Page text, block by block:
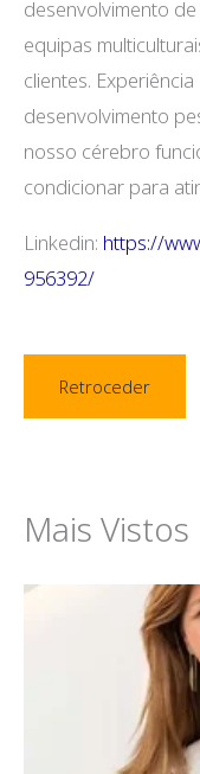
desenvolvimento
equipas
clientes.
desenvolvimento
nosso cérebro
condicionar para
Linkedin: https://
956392/
Retroceder
Mais Vistos